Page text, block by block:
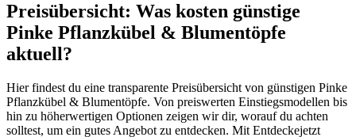
Preisübersicht: Was kosten günstige
Pinke Pflanzkübel & Blumentöpfe
aktuell?
Hier findest du eine transparente Preisübersicht von günstigen Pinke
Pflanzkübel & Blumentöpfe. Von preiswerten Einstiegsmodellen bis
hin zu höherwertigen Optionen zeigen wir dir, worauf du achten
solltest, um ein gutes Angebot zu entdecken. Mit Entdeckejetzt